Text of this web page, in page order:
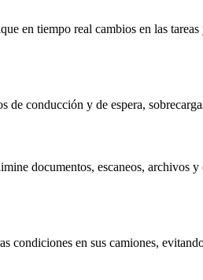
en tiempo real cambios en las
conducción y de espera,
documentos, escaneos, archivos
condiciones en sus camiones,